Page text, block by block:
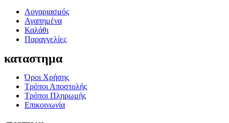
Λογαριασμός
Αγαπημένα
Καλάθι
Παραγγελίες
καταστημα
Όροι Χρήσης
Τρόποι Αποστολής
Τρόποι Πληρωμής
Επικοινωνία